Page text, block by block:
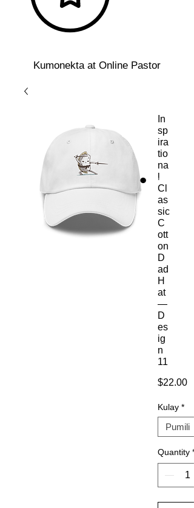
Kumonekta at Online Pastor
In
sp
ira
tio
na
l
Cl
as
sic
C
ott
on
D
ad
H
at
—
D
es
ig
n
11
$22.00
Kulay *
Quantity *